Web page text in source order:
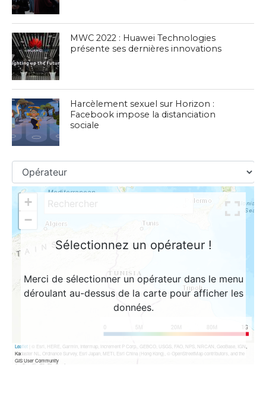
MWC 2022 : Huawei Technologies
présente ses dernières innovations
Harcèlement sexuel sur Horizon :
Facebook impose la distanciation
sociale